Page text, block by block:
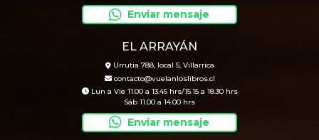
Enviar mensaje
EL ARRAYÁN
Urrutia 788, local 5, Villarrica
contacto@vuelanloslibros.cl
Lun a Vie 11.00 a 13.45 hrs/15.15 a 18.30 hrs
Sáb 11.00 a 14.00 hrs
Enviar mensaje